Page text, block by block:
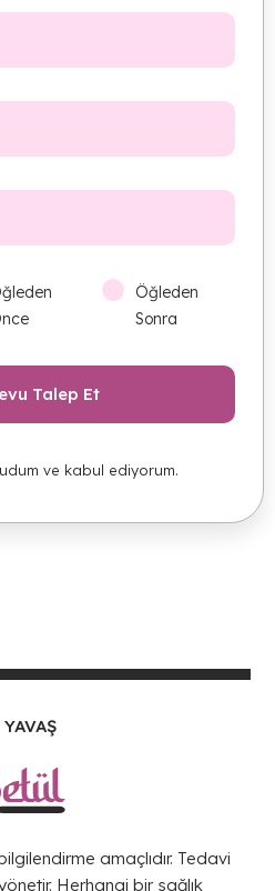
Öğleden
Sonra
ve kabul ediyorum.
amaçlıdır. Tedavi
Herhangi bir sağlık